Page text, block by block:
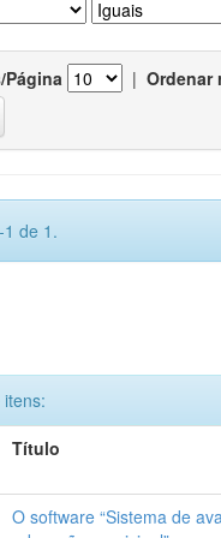
Página | Ordenar
de 1.
Título
O software “Sistema de